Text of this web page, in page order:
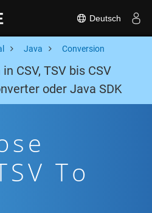
Deutsch
Java Conversion
CSV, TSV bis CSV
oder Java SDK
To